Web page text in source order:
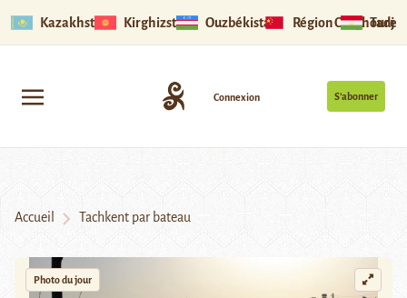
Kazakhstan Kirghizstan Ouzbékistan Région Ouïghoure
S’abonner
Connexion
Accueil Tachkent par bateau
Photo du jour